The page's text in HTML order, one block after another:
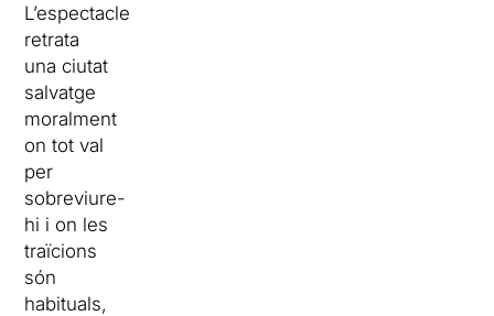
L’espectacle
retrata
una ciutat
salvatge
moralment
on tot val
per
sobreviure-
hi i on les
traïcions
són
habituals,